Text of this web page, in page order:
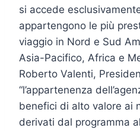
si accede
appartengono le più
viaggio in Nord e Sud
Asia-Pacifico, Africa e
Roberto Valenti,
“l’appartenenza
benefici di alto valore ai
derivati dal programma